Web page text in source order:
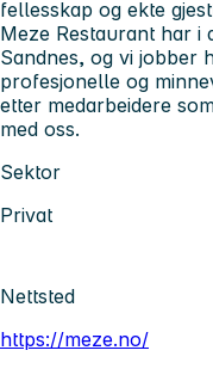
fellesskap og ekte
Meze Restaurant har i
Sandnes, og vi jobber
profesjonelle og
etter medarbeidere
med oss.
Sektor
Privat
Nettsted
https://meze.no/